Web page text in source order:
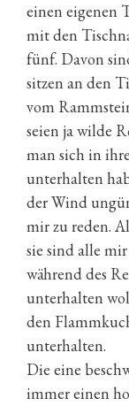
einen eigenen
mit den
fünf. Davon
sitzen an den
vom
seien ja wilde
man sich in
unterhalten
der Wind
mir zu reden.
sie sind alle
während des
unterhalten
den
unterhalten.
Die eine
immer einen